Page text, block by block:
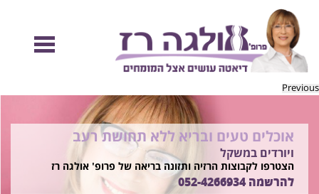
Previous
להיות מוכנות לקיץ הזה ולזה שאחריו!
בשיטת ד"ר אולגה רז
רוצים ללמוד איך?
התקשרו 052-4266934
אוכלים טעים ובריא ללא תחושת רעב
ויורדים במשקל
הצטרפו לקבוצות הרזיה ותזונה בריאה של פרופ' אולגה רז
להרשמה052-4266934